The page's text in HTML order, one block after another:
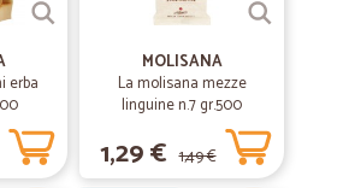
erba
MOLISANA
La molisana mezze
linguine n.7 gr.500
1,29 € 1,49 €